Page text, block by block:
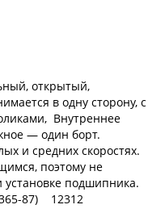
открытый,
в одну сторону, с
Внутреннее
— один борт.
и средних скоростях.
поэтому не
установке подшипника.
87) 12312